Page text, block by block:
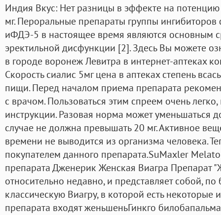
Индия Вкус: Нет разницы в эффекте на
мг. Пероральные препараты группы
иФДЭ-5 в настоящее время являются основным
эректильной дисфункции [2]. Здесь Вы можете
в городе воронеж Левитра в интернет-аптеках
Скорость сиалис 5мг цена в аптеках степень
пищи. Перед началом приема препарата
с врачом. Пользоваться этим спреем очень
инструкции. Разовая норма может уменьшаться
случае не должна превышать 20 мг. Активное
времени не выводится из организма человека.
покупателем данного препарата.SuMaxler
препарата Дженерик Женская Виагра Препарат
относительно недавно, и представляет собой, по
классическую Виагру, в которой есть некоторые
препарата входят женьшеньГинкго